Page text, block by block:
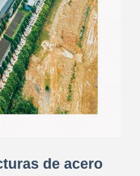
de acero